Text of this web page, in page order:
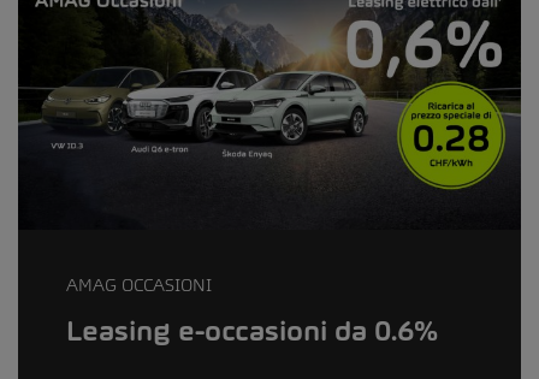
AMAG OCCASIONI
Leasing e-occasioni da 0.6%